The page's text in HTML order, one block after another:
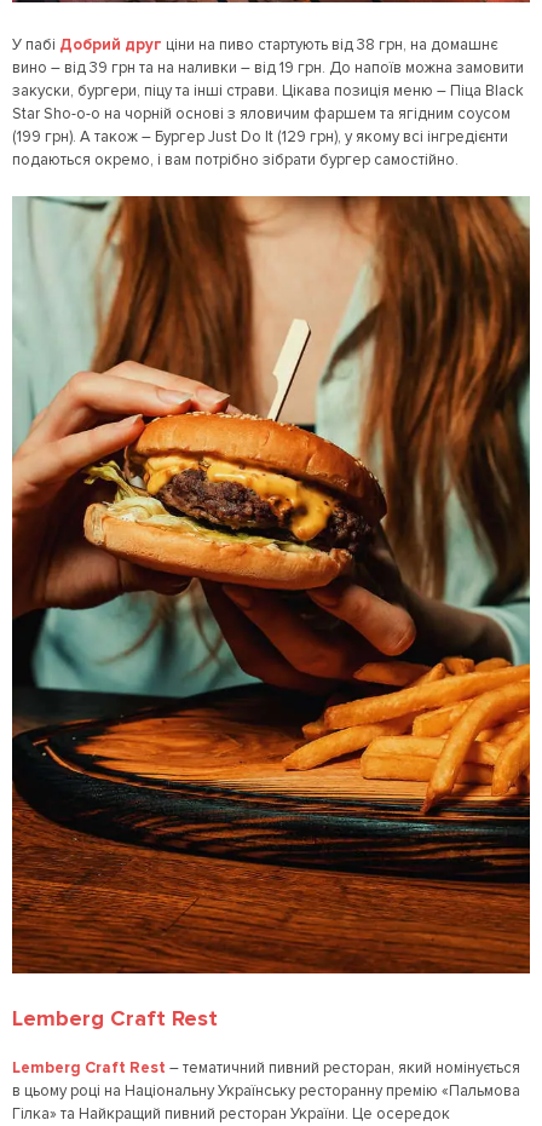
У пабі Добрий друг ціни на пиво стартують від 38 грн, на домашнє
вино – від 39 грн та на наливки – від 19 грн. До напоїв можна замовити
закуски, бургери, піцу та інші страви. Цікава позиція меню – Піца Black
Star Sho-o-o на чорній основі з яловичим фаршем та ягідним соусом
(199 грн). А також – Бургер Just Do It (129 грн), у якому всі інгредієнти
подаються окремо, і вам потрібно зібрати бургер самостійно.
Lemberg Craft Rest
Lemberg Craft Rest – тематичний пивний ресторан, який номінується
в цьому році на Національну Українську ресторанну премію «Пальмова
Гілка» та Найкращий пивний ресторан України. Це осередок